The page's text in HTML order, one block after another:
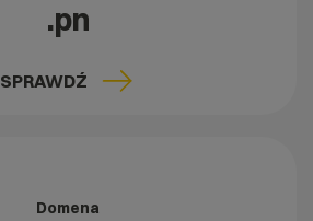
.pn
SPRAWDŹ
Domena